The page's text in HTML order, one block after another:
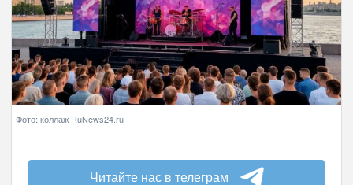
Фото: коллаж RuNews24.ru
Читайте нас в телеграм